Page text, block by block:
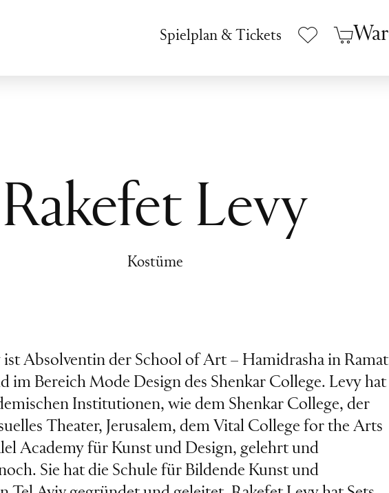
Spielplan & Tickets
Rakefet Levy
Kostüme
ist Absolventin der School of Art – Hamidrasha in Ramat
im Bereich Mode Design des Shenkar College. Levy hat
Institutionen, wie dem Shenkar College, der
Theater, Jerusalem, dem Vital College for the Arts
Academy für Kunst und Design, gelehrt und
Sie hat die Schule für Bildende Kunst und